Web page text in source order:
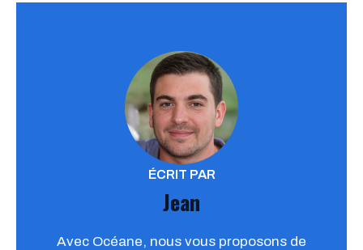
ÉCRIT PAR
Jean
Avec Océane, nous vous proposons de